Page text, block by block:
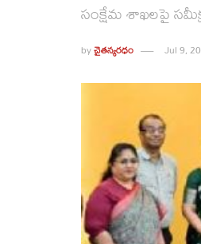
సంక్షేమ శాఖలపై
byచైతన్యరధం Jul 9,